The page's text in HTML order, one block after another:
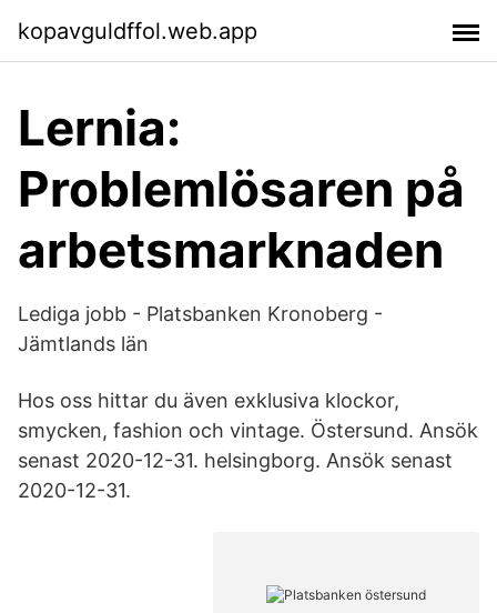
kopavguldffol.web.app
Lernia:
Problemlösaren på
arbetsmarknaden
Lediga jobb - Platsbanken Kronoberg -
Jämtlands län
Hos oss hittar du även exklusiva klockor,
smycken, fashion och vintage. Östersund. Ansök
senast 2020-12-31. helsingborg. Ansök senast
2020-12-31.